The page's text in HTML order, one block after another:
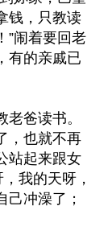
钱，只教读
”闹着要回老
有的亲戚已
爸读书。
，也就不再
站起来跟女
我的天呀，
冲澡了；